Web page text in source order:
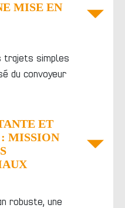
MISE EN
trajets simples
du convoyeur
ET
MISSION
robuste, une